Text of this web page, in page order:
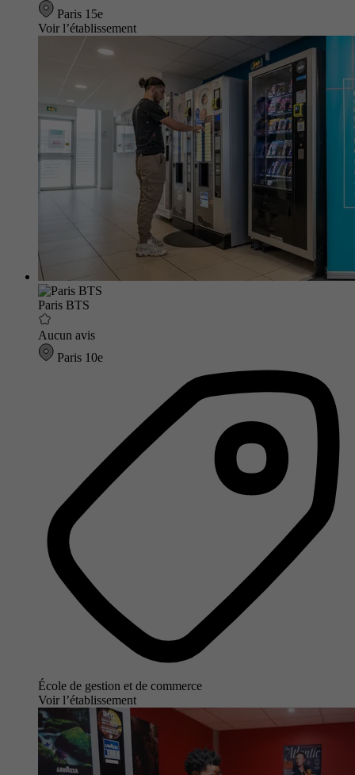
Paris 15e
Voir l’établissement
Paris BTS
Aucun avis
Paris 10e
École de gestion et de commerce
Voir l’établissement